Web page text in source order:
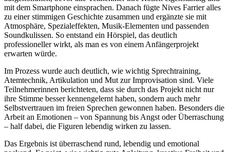
mit dem Smartphone einsprachen. Danach fügte Nives Farrier alles
zu einer stimmigen Geschichte zusammen und ergänzte sie mit
Atmosphäre, Spezialeffekten, Musik-Elementen und passenden
Soundkulissen. So entstand ein Hörspiel, das deutlich
professioneller wirkt, als man es von einem Anfängerprojekt
erwarten würde.
Im Prozess wurde auch deutlich, wie wichtig Sprechtraining,
Atemtechnik, Artikulation und Mut zur Improvisation sind. Viele
Teilnehmerinnen berichteten, dass sie durch das Projekt nicht nur
ihre Stimme besser kennengelernt haben, sondern auch mehr
Selbstvertrauen im freien Sprechen gewonnen haben. Besonders die
Arbeit an Emotionen – von Spannung bis Angst oder Überraschung
– half dabei, die Figuren lebendig wirken zu lassen.
Das Ergebnis ist überraschend rund, lebendig und emotional